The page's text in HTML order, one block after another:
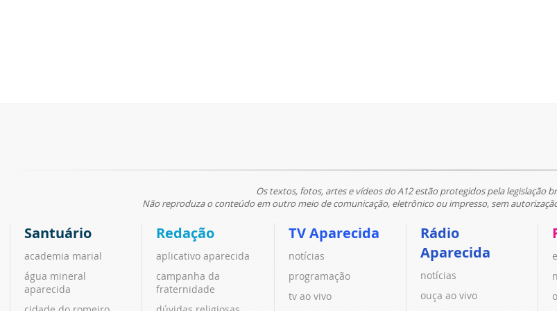
Os textos, fotos, artes e vídeos do A12 estão protegidos pela legislação
Não reproduza o conteúdo em outro meio de comunicação, eletrônico ou impresso, sem
Santuário
academia marial
água mineral
aparecida
Redação
aplicativo aparecida
campanha da
fraternidade
TV Aparecida
notícias
programação
tv ao vivo
Rádio
Aparecida
notícias
ouça ao vivo